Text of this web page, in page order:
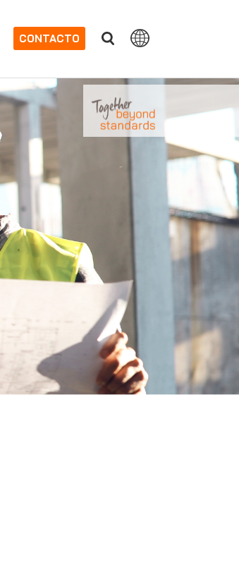
CONTACTO